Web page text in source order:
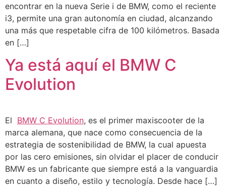
encontrar en la nueva Serie i de BMW, como el reciente
i3, permite una gran autonomía en ciudad, alcanzando
una más que respetable cifra de 100 kilómetros. Basada
en […]
Ya está aquí el BMW C
Evolution
El BMW C Evolution, es el primer maxiscooter de la
marca alemana, que nace como consecuencia de la
estrategia de sostenibilidad de BMW, la cual apuesta
por las cero emisiones, sin olvidar el placer de conducir
BMW es un fabricante que siempre está a la vanguardia
en cuanto a diseño, estilo y tecnología. Desde hace […]